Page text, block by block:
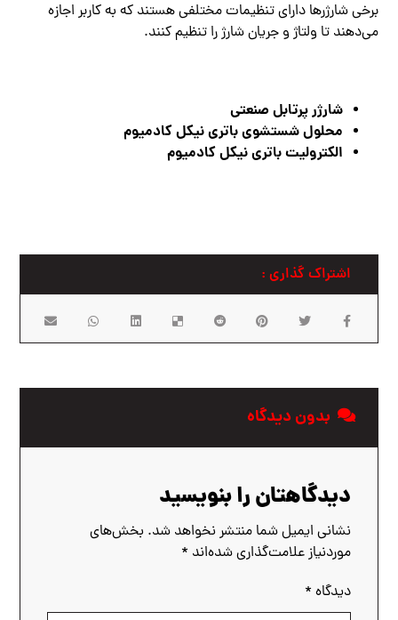
برخی شارژرها دارای تنظیمات مختلفی هستند که به کاربر اجازه
می‌دهند تا ولتاژ و جریان شارژ را تنظیم کنند.
شارژر پرتابل صنعتی
محلول شستشوی باتری نیکل کادمیوم
الکترولیت باتری نیکل کادمیوم
بدون دیدگاه
دیدگاهتان را بنویسید
نشانی ایمیل شما منتشر نخواهد شد. بخش‌های
موردنیاز علامت‌گذاری شده‌اند *
دیدگاه *